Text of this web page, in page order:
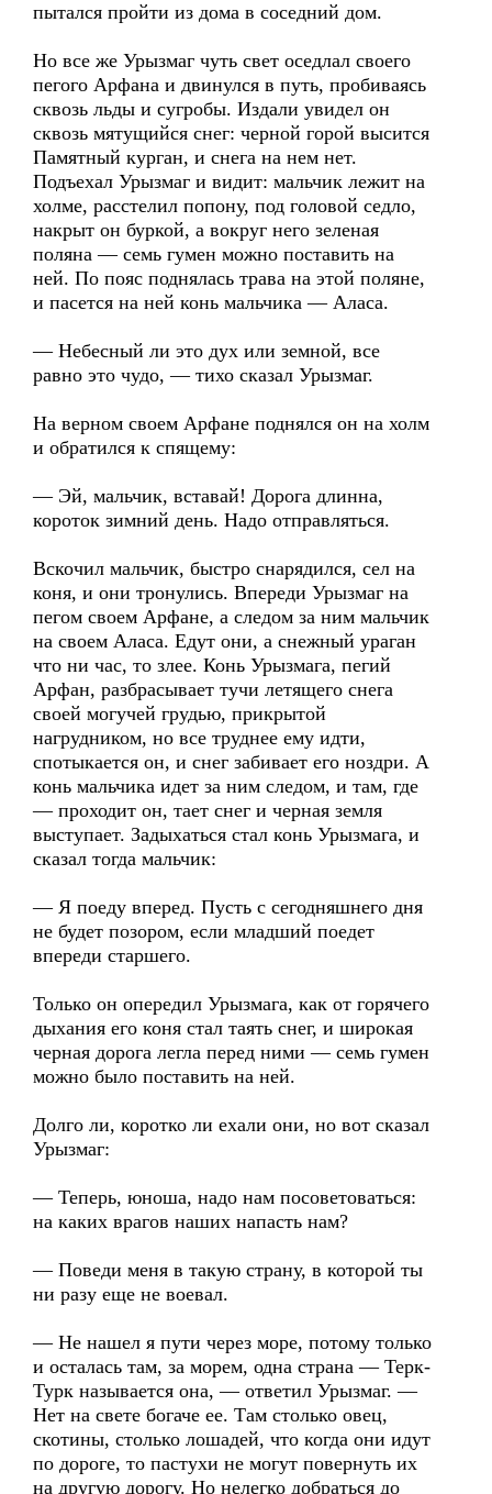
пытался пройти из дома в соседний дом.
Но все же Урызмаг чуть свет оседлал своего
пегого Арфана и двинулся в путь, пробиваясь
сквозь льды и сугробы. Издали увидел он
сквозь мятущийся снег: черной горой высится
Памятный курган, и снега на нем нет.
Подъехал Урызмаг и видит: мальчик лежит на
холме, расстелил попону, под головой седло,
накрыт он буркой, а вокруг него зеленая
поляна — семь гумен можно поставить на
ней. По пояс поднялась трава на этой поляне,
и пасется на ней конь мальчика — Аласа.
— Небесный ли это дух или земной, все
равно это чудо, — тихо сказал Урызмаг.
На верном своем Арфане поднялся он на холм
и обратился к спящему:
— Эй, мальчик, вставай! Дорога длинна,
короток зимний день. Надо отправляться.
Вскочил мальчик, быстро снарядился, сел на
коня, и они тронулись. Впереди Урызмаг на
пегом своем Арфане, а следом за ним мальчик
на своем Аласа. Едут они, а снежный ураган
что ни час, то злее. Конь Урызмага, пегий
Арфан, разбрасывает тучи летящего снега
своей могучей грудью, прикрытой
нагрудником, но все труднее ему идти,
спотыкается он, и снег забивает его ноздри. А
конь мальчика идет за ним следом, и там, где
— проходит он, тает снег и черная земля
выступает. Задыхаться стал конь Урызмага, и
сказал тогда мальчик:
— Я поеду вперед. Пусть с сегодняшнего дня
не будет позором, если младший поедет
впереди старшего.
Только он опередил Урызмага, как от горячего
дыхания его коня стал таять снег, и широкая
черная дорога легла перед ними — семь гумен
можно было поставить на ней.
Долго ли, коротко ли ехали они, но вот сказал
Урызмаг:
— Теперь, юноша, надо нам посоветоваться:
на каких врагов наших напасть нам?
— Поведи меня в такую страну, в которой ты
ни разу еще не воевал.
— Не нашел я пути через море, потому только
и осталась там, за морем, одна страна — Терк-
Турк называется она, — ответил Урызмаг. —
Нет на свете богаче ее. Там столько овец,
скотины, столько лошадей, что когда они идут
по дороге, то пастухи не могут повернуть их
на другую дорогу. Но нелегко добраться до